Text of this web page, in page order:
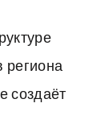
региона
создаёт